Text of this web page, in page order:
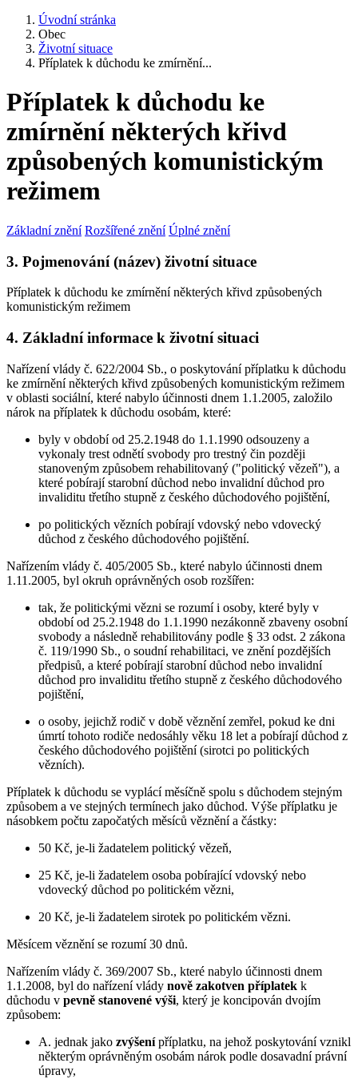
Úvodní stránka
Obec
Životní situace
Příplatek k důchodu ke zmírnění...
Příplatek k důchodu ke
zmírnění některých křivd
způsobených komunistickým
režimem
Základní znění Rozšířené znění Úplné znění
3. Pojmenování (název) životní situace
Příplatek k důchodu ke zmírnění některých křivd způsobených
komunistickým režimem
4. Základní informace k životní situaci
Nařízení vlády č. 622/2004 Sb., o poskytování příplatku k důchodu
ke zmírnění některých křivd způsobených komunistickým režimem
v oblasti sociální, které nabylo účinnosti dnem 1.1.2005, založilo
nárok na příplatek k důchodu osobám, které:
byly v období od 25.2.1948 do 1.1.1990 odsouzeny a
vykonaly trest odnětí svobody pro trestný čin později
stanoveným způsobem rehabilitovaný ("politický vězeň"), a
které pobírají starobní důchod nebo invalidní důchod pro
invaliditu třetího stupně z českého důchodového pojištění,
po politických vězních pobírají vdovský nebo vdovecký
důchod z českého důchodového pojištění.
Nařízením vlády č. 405/2005 Sb., které nabylo účinnosti dnem
1.11.2005, byl okruh oprávněných osob rozšířen:
tak, že politickými vězni se rozumí i osoby, které byly v
období od 25.2.1948 do 1.1.1990 nezákonně zbaveny osobní
svobody a následně rehabilitovány podle § 33 odst. 2 zákona
č. 119/1990 Sb., o soudní rehabilitaci, ve znění pozdějších
předpisů, a které pobírají starobní důchod nebo invalidní
důchod pro invaliditu třetího stupně z českého důchodového
pojištění,
o osoby, jejichž rodič v době věznění zemřel, pokud ke dni
úmrtí tohoto rodiče nedosáhly věku 18 let a pobírají důchod z
českého důchodového pojištění (sirotci po politických
vězních).
Příplatek k důchodu se vyplácí měsíčně spolu s důchodem stejným
způsobem a ve stejných termínech jako důchod. Výše příplatku je
násobkem počtu započatých měsíců věznění a částky:
50 Kč, je-li žadatelem politický vězeň,
25 Kč, je-li žadatelem osoba pobírající vdovský nebo
vdovecký důchod po politickém vězni,
20 Kč, je-li žadatelem sirotek po politickém vězni.
Měsícem věznění se rozumí 30 dnů.
Nařízením vlády č. 369/2007 Sb., které nabylo účinnosti dnem
1.1.2008, byl do nařízení vlády nově zakotven příplatek k
důchodu v pevně stanovené výši, který je koncipován dvojím
způsobem:
A. jednak jako zvýšenípříplatku, na jehož poskytování vznikl
některým oprávněným osobám nárok podle dosavadní právní
úpravy,